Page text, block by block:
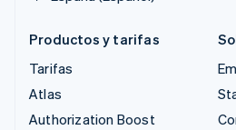
Productos y tarifas
Tarifas
Atlas
Authorization Boost